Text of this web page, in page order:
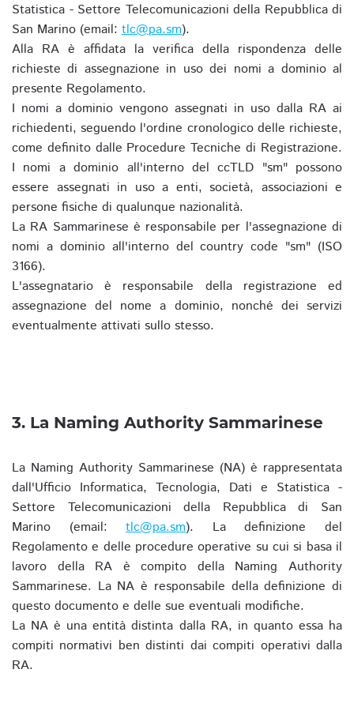
Statistica - Settore Telecomunicazioni della Repubblica di
San Marino (email: tlc@pa.sm).
Alla RA è affidata la verifica della rispondenza delle
richieste di assegnazione in uso dei nomi a dominio al
presente Regolamento.
I nomi a dominio vengono assegnati in uso dalla RA ai
richiedenti, seguendo l'ordine cronologico delle richieste,
come definito dalle Procedure Tecniche di Registrazione.
I nomi a dominio all'interno del ccTLD "sm" possono
essere assegnati in uso a enti, società, associazioni e
persone fisiche di qualunque nazionalità.
La RA Sammarinese è responsabile per l'assegnazione di
nomi a dominio all'interno del country code "sm" (ISO
3166).
L'assegnatario è responsabile della registrazione ed
assegnazione del nome a dominio, nonché dei servizi
eventualmente attivati sullo stesso.
3. La Naming Authority Sammarinese
La Naming Authority Sammarinese (NA) è rappresentata
dall'Ufficio Informatica, Tecnologia, Dati e Statistica -
Settore Telecomunicazioni della Repubblica di San
Marino (email:tlc@pa.sm). La definizione del
Regolamento e delle procedure operative su cui si basa il
lavoro della RA è compito della Naming Authority
Sammarinese. La NA è responsabile della definizione di
questo documento e delle sue eventuali modifiche.
La NA è una entità distinta dalla RA, in quanto essa ha
compiti normativi ben distinti dai compiti operativi dalla
RA.